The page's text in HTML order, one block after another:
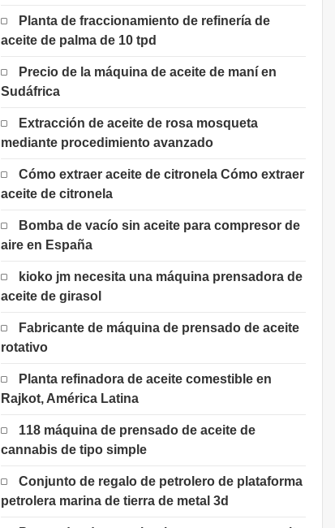
Planta de fraccionamiento de refinería de
aceite de palma de 10 tpd
Precio de la máquina de aceite de maní en
Sudáfrica
Extracción de aceite de rosa mosqueta
mediante procedimiento avanzado
Cómo extraer aceite de citronela Cómo extraer
aceite de citronela
Bomba de vacío sin aceite para compresor de
aire en España
kioko jm necesita una máquina prensadora de
aceite de girasol
Fabricante de máquina de prensado de aceite
rotativo
Planta refinadora de aceite comestible en
Rajkot, América Latina
118 máquina de prensado de aceite de
cannabis de tipo simple
Conjunto de regalo de petrolero de plataforma
petrolera marina de tierra de metal 3d